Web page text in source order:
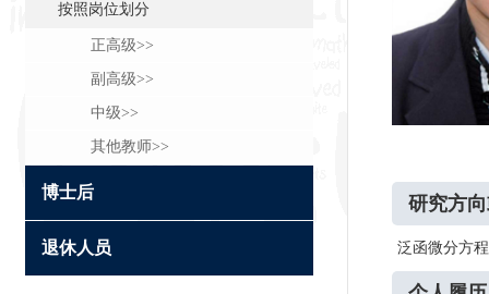
按照岗位划分
正高级>>
副高级>>
中级>>
其他教师>>
博士后
退休人员
研究方
泛函微分方程